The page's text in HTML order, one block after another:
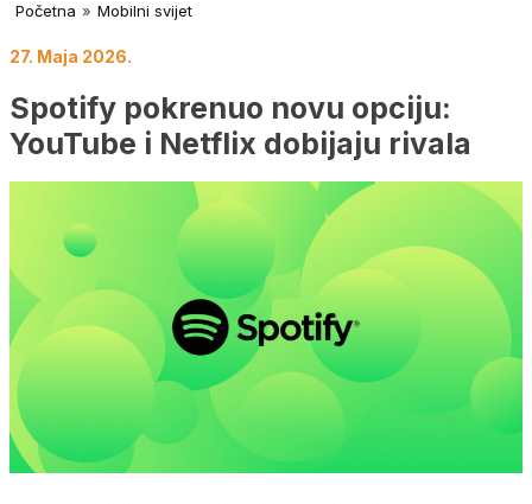
Početna » Mobilni svijet
27. Maja 2026.
Spotify pokrenuo novu opciju:
YouTube i Netflix dobijaju rivala